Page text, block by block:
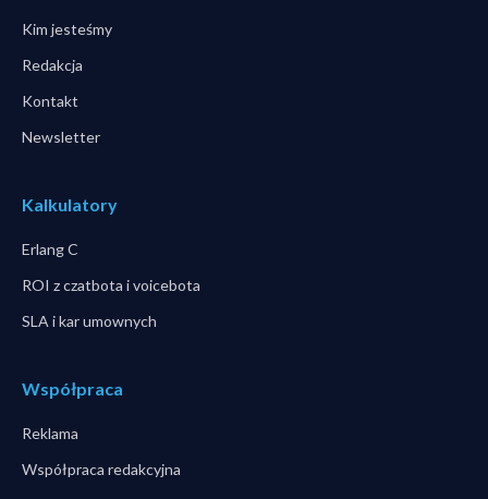
Kim jesteśmy
Redakcja
Kontakt
Newsletter
Kalkulatory
Erlang C
ROI z czatbota i voicebota
SLA i kar umownych
Współpraca
Reklama
Współpraca redakcyjna